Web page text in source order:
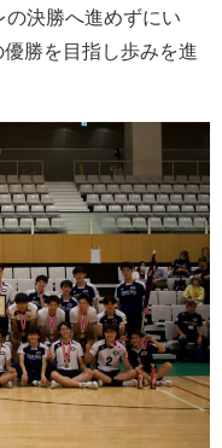
決勝へ進めずにい
勝を目指し歩みを進